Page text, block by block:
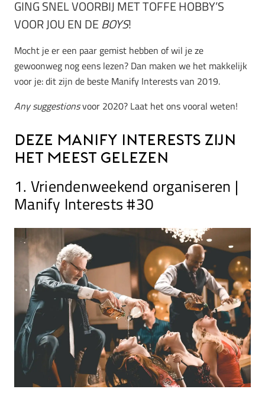
GING SNEL VOORBIJ MET TOFFE HOBBY’S
VOOR JOU EN DEBOYS!
Mocht je er een paar gemist hebben of wil je ze
gewoonweg nog eens lezen? Dan maken we het makkelijk
voor je: dit zijn de beste Manify Interests van 2019.
Any suggestionsvoor 2020? Laat het ons vooral weten!
Deze Manify Interests zijn
het meest gelezen
1. Vriendenweekend organiseren |
Manify Interests #30